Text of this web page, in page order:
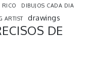
RICO
DIBUJOS CADA DIA
ARTIST drawings
DE